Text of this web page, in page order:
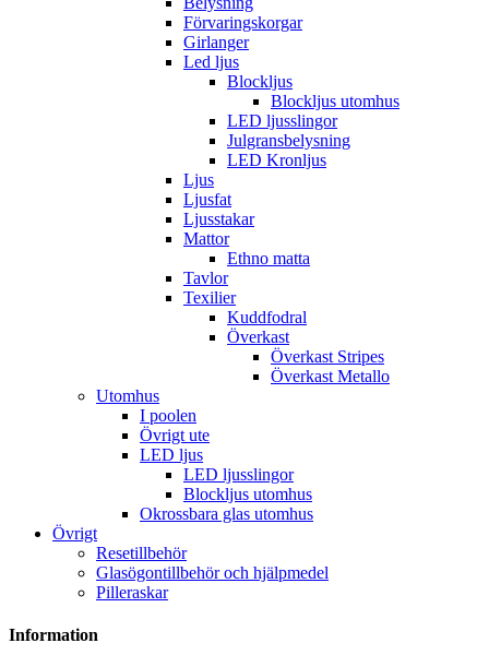
Förvaringskorgar
Girlanger
Led ljus
Blockljus
Blockljus utomhus
LED ljusslingor
Julgransbelysning
LED Kronljus
Ljus
Ljusfat
Ljusstakar
Mattor
Ethno matta
Tavlor
Texilier
Kuddfodral
Överkast
Överkast Stripes
Överkast Metallo
Utomhus
I poolen
Övrigt ute
LED ljus
LED ljusslingor
Blockljus utomhus
Okrossbara glas utomhus
Övrigt
Resetillbehör
Glasögontillbehör och hjälpmedel
Pilleraskar
Information